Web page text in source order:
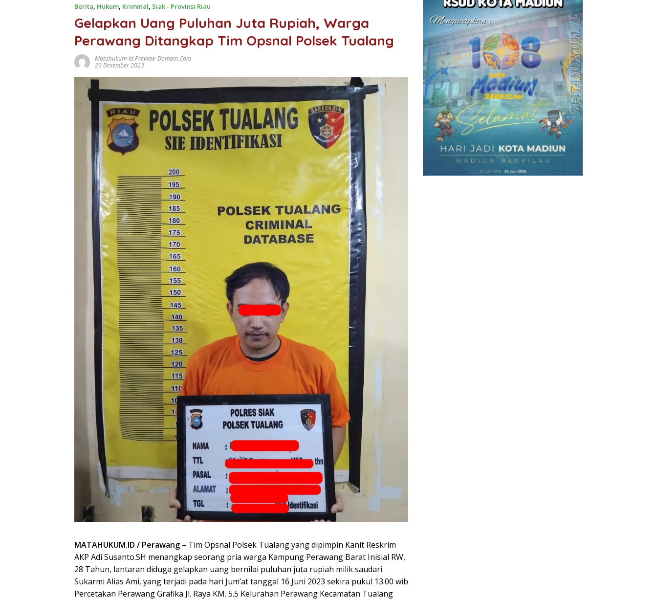
Berita, Hukum, Kriminal, Siak - Provinsi Riau
Gelapkan Uang Puluhan Juta Rupiah, Warga
Perawang Ditangkap Tim Opsnal Polsek Tualang
Matahukum-Id.preview-Domain.com
29 Desember 2023
MATAHUKUM.ID / Perawang – Tim Opsnal Polsek Tualang yang dipimpin Kanit Reskrim
AKP Adi Susanto.SH menangkap seorang pria warga Kampung Perawang Barat Inisial RW,
28 Tahun, lantaran diduga gelapkan uang bernilai puluhan juta rupiah milik saudari
Sukarmi Alias Ami, yang terjadi pada hari Jum’at tanggal 16 Juni 2023 sekira pukul 13.00 wib
Percetakan Perawang Grafika Jl. Raya KM. 5.5 Kelurahan Perawang Kecamatan Tualang